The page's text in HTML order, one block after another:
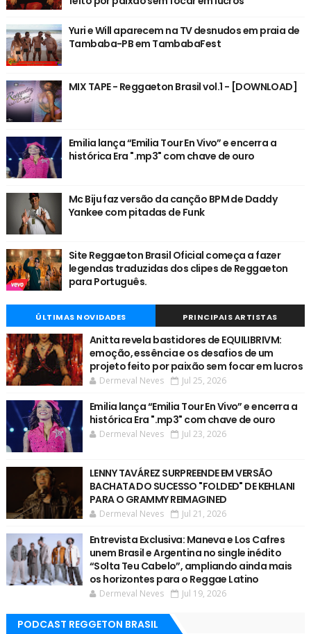
Yuri e Will aparecem na TV desnudos em praia de
Tambaba-PB em TambabaFest
MIX TAPE - Reggaeton Brasil vol.1 - [DOWNLOAD]
Emilia lança “Emilia Tour En Vivo” e encerra a
histórica Era ".mp3" com chave de ouro
Mc Biju faz versão da canção BPM de Daddy
Yankee com pitadas de Funk
Site Reggaeton Brasil Oficial começa a fazer
legendas traduzidas dos clipes de Reggaeton
para Português.
ÚLTIMAS NOVIDADES PRINCIPAIS ARTISTAS
Anitta revela bastidores de EQUILIBRIVM:
emoção, essência e os desafios de um
projeto feito por paixão sem focar em lucros
Dermeval Neves Jul 25, 2026
Emilia lança “Emilia Tour En Vivo” e encerra a
histórica Era ".mp3" com chave de ouro
Dermeval Neves Jul 23, 2026
LENNY TAVÁREZ SURPREENDE EM VERSÃO
BACHATA DO SUCESSO "FOLDED" DE KEHLANI
PARA O GRAMMY REIMAGINED
Dermeval Neves Jul 21, 2026
Entrevista Exclusiva: Maneva e Los Cafres
unem Brasil e Argentina no single inédito
“Solta Teu Cabelo”, ampliando ainda mais
os horizontes para o Reggae Latino
Dermeval Neves Jul 19, 2026
PODCAST REGGETON BRASIL